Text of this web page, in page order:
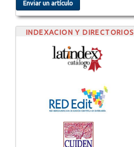
Enviar un artículo
INDEXACION Y DIRECTORIOS